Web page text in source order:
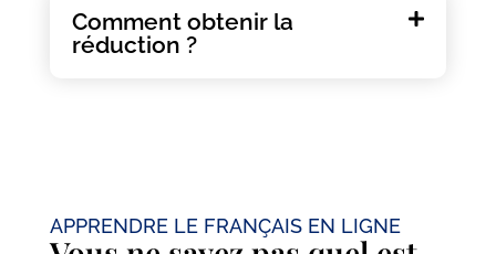
Comment obtenir la
réduction ?
APPRENDRE LE FRANÇAIS EN LIGNE